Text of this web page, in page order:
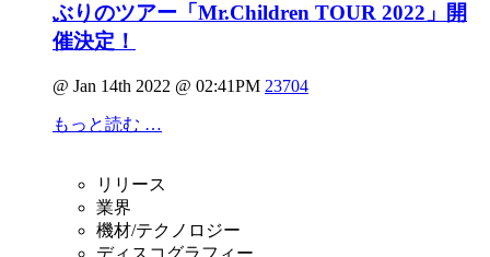
ぶりのツアー「Mr.Children TOUR 2022」開
催決定！
@ Jan 14th 2022 @ 02:41PM 23704
もっと読む …
リリース
業界
機材/テクノロジー